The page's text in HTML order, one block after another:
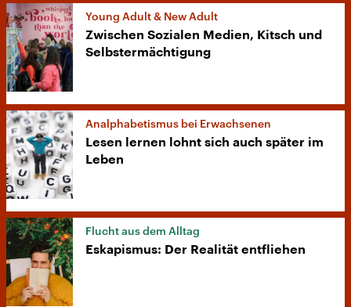
Young Adult & New Adult
Zwischen Sozialen Medien, Kitsch und
Selbstermächtigung
Analphabetismus bei Erwachsenen
Lesen lernen lohnt sich auch später im
Leben
Flucht aus dem Alltag
Eskapismus: Der Realität entfliehen